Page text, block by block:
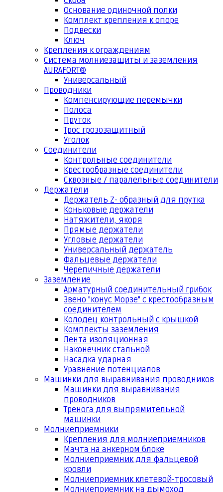
Основание одиночной полки
Комплект крепления к опоре
Подвески
Ключ
Крепления к ограждениям
Система молниезащиты и заземления
AURAFORT®
Универсальный
Проводники
Компенсирующие перемычки
Полоса
Пруток
Трос грозозащитный
Уголок
Соединители
Контрольные соединители
Крестообразные соединители
Сквозные / паралельные соединители
Держатели
Держатель Z- образный для прутка
Коньковые держатели
Натяжители, якоря
Прямые держатели
Угловые держатели
Универсальный держатель
Фальцевые держатели
Черепичные держатели
Заземление
Арматурный соединительный грибок
Звено "конус Морзе" с крестообразным
соединителем
Колодец контрольный с крышкой
Комплекты заземления
Лента изоляционная
Наконечник стальной
Насадка ударная
Уравнение потенциалов
Машинки для выравнивания проводников
Машинки для выравнивания
проводников
Тренога для выпрямительной
машинки
Молниеприемники
Крепления для молниеприемников
Мачта на анкерном блоке
Молниеприемник для фальцевой
кровли
Молниеприемник клетевой-тросовый
Молниеприемник на дымоход